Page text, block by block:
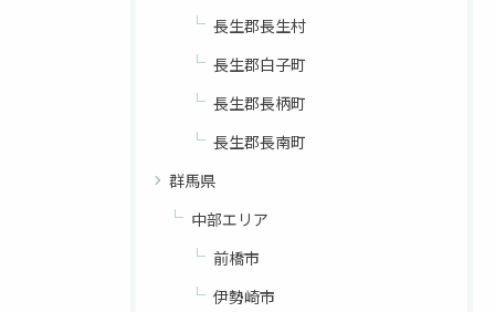
長生郡長生村
長生郡白子町
長生郡長柄町
長生郡長南町
群馬県
中部エリア
前橋市
伊勢崎市